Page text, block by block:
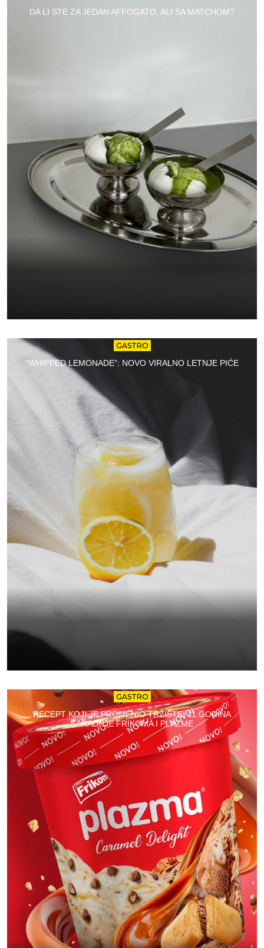
DA LI STE ZA JEDAN AFFOGATO, ALI SA MATCHOM?
GASTRO
“WHIPPED LEMONADE”: NOVO VIRALNO LETNJE PIĆE
GASTRO
RECEPT KOJI JE PROMENIO TRŽIŠTE: 11 GODINA
SARADNJE FRIKOMA I PLAZME